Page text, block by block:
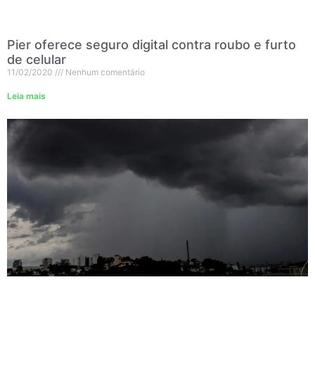
Pier oferece seguro digital contra roubo e furto
de celular
11/02/2020 Nenhum comentário
Leia mais